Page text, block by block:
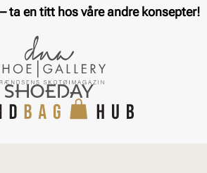
ta en titt hos våre andre konsepter!